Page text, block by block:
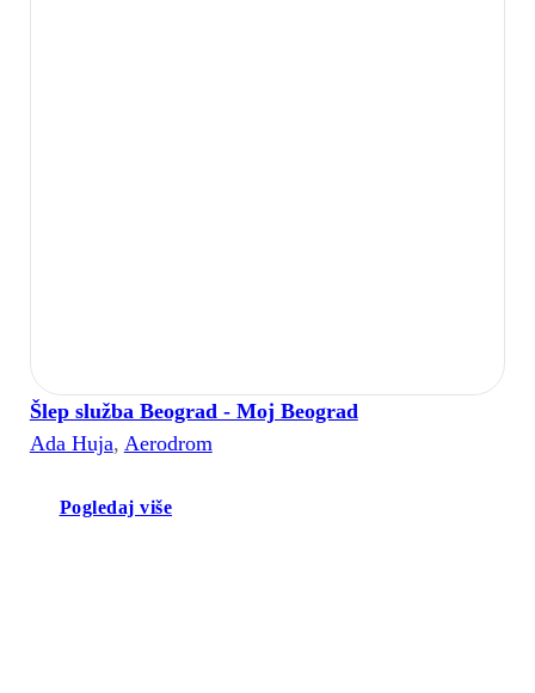
Šlep služba Beograd - Moj Beograd
Ada Huja, Aerodrom
Pogledaj više